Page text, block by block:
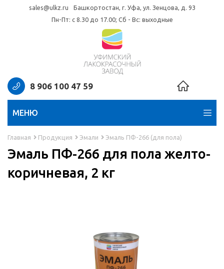
sales@ulkz.ru
Башкортостан, г. Уфа, ул. Зенцова, д. 93
Пн-Пт: с 8.30 до 17.00; Сб - Вс: выходные
8 906 100 47 59
МЕНЮ
Главная Продукция Эмали Эмаль ПФ-266 (для пола)
Эмаль ПФ-266 для пола желто-
коричневая, 2 кг